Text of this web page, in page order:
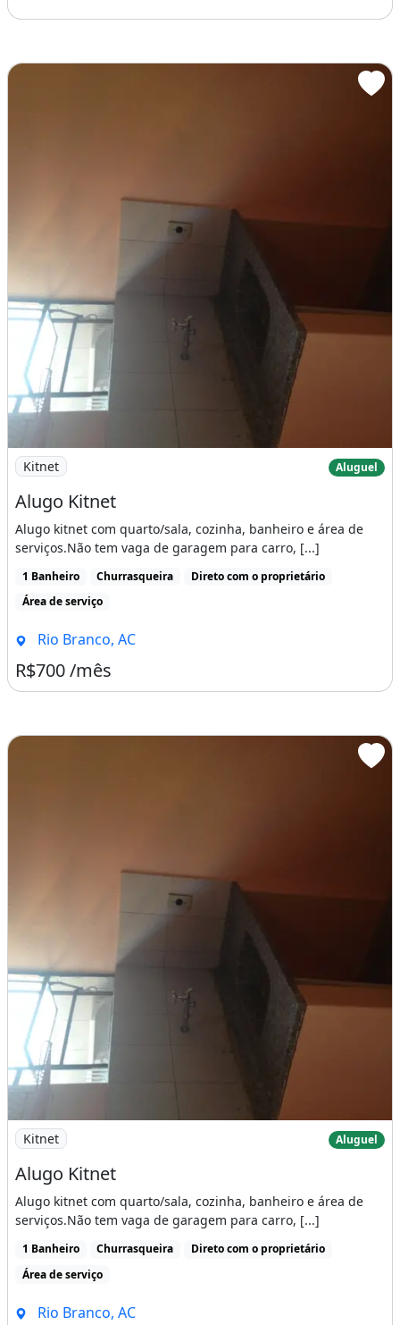
Imagem: Alugo Kitnet
Kitnet Aluguel
Alugo Kitnet
Alugo kitnet com quarto/sala, cozinha, banheiro e área de
serviços.Não tem vaga de garagem para carro, [...]
1 Banheiro Churrasqueira
Direto com o proprietário
Área de serviço
Rio Branco, AC
R$700 /mês
Imagem: Alugo Kitnet
Kitnet Aluguel
Alugo Kitnet
Alugo kitnet com quarto/sala, cozinha, banheiro e área de
serviços.Não tem vaga de garagem para carro, [...]
1 Banheiro Churrasqueira
Direto com o proprietário
Área de serviço
Rio Branco, AC